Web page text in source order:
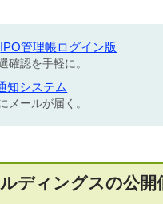
IPO管理帳ログイン版
確認を手軽に。
知システム
メールが届く。
ディングスの公開